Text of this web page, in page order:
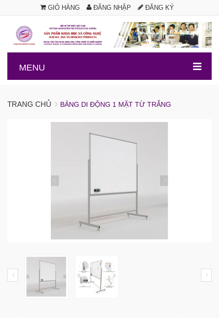
GIỎ HÀNG ĐĂNG NHẬP ĐĂNG KÝ
.
MENU
TRANG CHỦ BẢNG DI ĐỘNG 1 MẶT TỪ TRẮNG